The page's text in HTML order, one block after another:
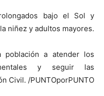
bajo el Sol y
niñez y adultos mayores.
población a atender los
y seguir las
Civil. /PUNTOporPUNTO